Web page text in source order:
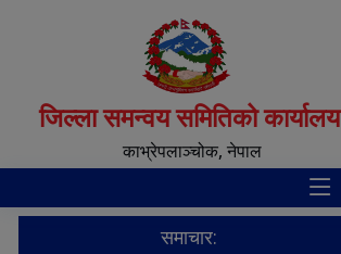
जिल्ला समन्वय समितिको कार्यालय
काभ्रेपलाञ्‍चोक, नेपाल
समाचार: